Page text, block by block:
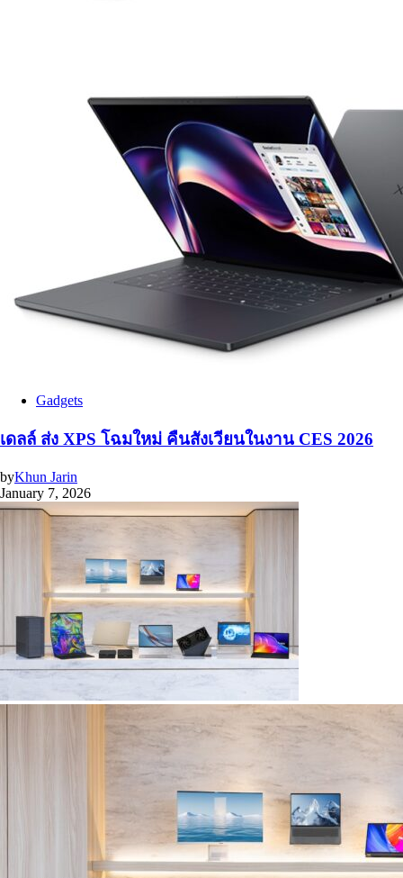
Gadgets
เดลล์ ส่ง XPS โฉมใหม่ คืนสังเวียนในงาน CES 2026
byKhun Jarin
January 7, 2026